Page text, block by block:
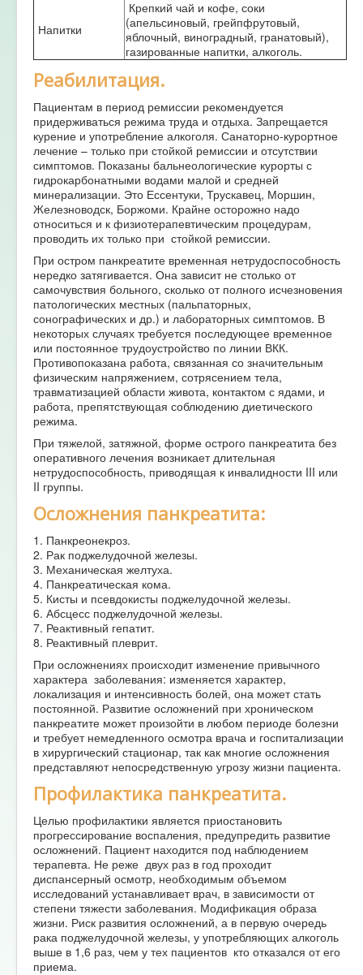
Напитки
Крепкий чай и кофе, соки
(апельсиновый, грейпфрутовый,
яблочный, виноградный, гранатовый),
газированные напитки, алкоголь.
Реабилитация.
Пациентам в период ремиссии рекомендуется
придерживаться режима труда и отдыха. Запрещается
курение и употребление алкоголя. Санаторно-курортное
лечение – только при стойкой ремиссии и отсутствии
симптомов. Показаны бальнеологические курорты с
гидрокарбонатными водами малой и средней
минерализации. Это Ессентуки, Трускавец, Моршин,
Железноводск, Боржоми. Крайне осторожно надо
относиться и к физиотерапевтическим процедурам,
проводить их только при стойкой ремиссии.
При остром панкреатите временная нетрудоспособность
нередко затягивается. Она зависит не столько от
самочувствия больного, сколько от полного исчезновения
патологических местных (пальпаторных,
сонографических и др.) и лабораторных симптомов. В
некоторых случаях требуется последующее временное
или постоянное трудоустройство по линии ВКК.
Противопоказана работа, связанная со значительным
физическим напряжением, сотрясением тела,
травматизацией области живота, контактом с ядами, и
работа, препятствующая соблюдению диетического
режима.
При тяжелой, затяжной, форме острого панкреатита без
оперативного лечения возникает длительная
нетрудоспособность, приводящая к инвалидности III или
II группы.
Осложнения панкреатита:
1. Панкреонекроз.
2. Рак поджелудочной железы.
3. Механическая желтуха.
4. Панкреатическая кома.
5. Кисты и псевдокисты поджелудочной железы.
6. Абсцесс поджелудочной железы.
7. Реактивный гепатит.
8. Реактивный плеврит.
При осложнениях происходит изменение привычного
характера заболевания: изменяется характер,
локализация и интенсивность болей, она может стать
постоянной. Развитие осложнений при хроническом
панкреатите может произойти в любом периоде болезни
и требует немедленного осмотра врача и госпитализации
в хирургический стационар, так как многие осложнения
представляют непосредственную угрозу жизни пациента.
Профилактика панкреатита.
Целью профилактики является приостановить
прогрессирование воспаления, предупредить развитие
осложнений. Пациент находится под наблюдением
терапевта. Не реже двух раз в год проходит
диспансерный осмотр, необходимым объемом
исследований устанавливает врач, в зависимости от
степени тяжести заболевания. Модификация образа
жизни. Риск развития осложнений, а в первую очередь
рака поджелудочной железы, у употребляющих алкоголь
выше в 1,6 раз, чем у тех пациентов кто отказался от его
приема.